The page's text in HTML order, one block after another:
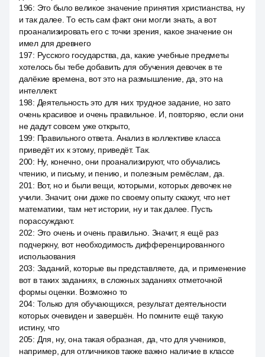
196: Это было великое значение принятия христианства, ну
и так далее. То есть сам факт они могли знать, а вот
проанализировать его с точки зрения, какое значение он
имел для древнего
197: Русского государства, да, какие учебные предметы
хотелось бы тебе добавить для обучения девочек в те
далёкие времена, вот это на размышление, да, это на
интеллект.
198: Деятельность это для них трудное задание, но зато
очень красивое и очень правильное. И, повторяю, если они
не дадут совсем уже открыто,
199: Правильного ответа. Анализ в коллективе класса
приведёт их к этому, приведёт. Так.
200: Ну, конечно, они проанализируют, что обучались
чтению, и письму, и пению, и полезным ремёслам, да.
201 : Вот, но и были вещи, которыми, которых девочек не
учили. Значит, они даже по своему опыту скажут, что нет
математики, там нет истории, ну и так далее. Пусть
порассуждают.
202: Это очень и очень правильно. Значит, я ещё раз
подчеркну, вот необходимость дифференцированного
использования
203: Заданий, которые вы представляете, да, и применение
вот в таких заданиях, в сложных заданиях отметочной
формы оценки. Возможно то
204: Только для обучающихся, результат деятельности
которых очевиден и завершён. Но помните ещё такую
истину, что
205: Для, ну, она такая образная, да, что для учеников,
например, для отличников также важно наличие в классе